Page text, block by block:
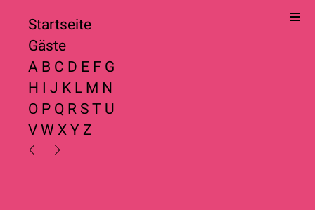
Startseite
Gäste
A B C D E F G
H I J K L M N
O P Q R S T U
V W X Y Z